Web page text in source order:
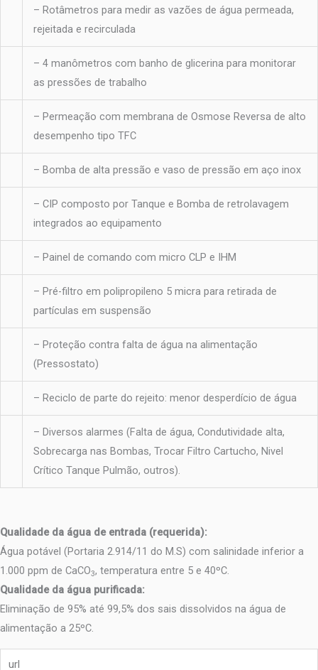
– Rotâmetros para medir as vazões de água permeada,
rejeitada e recirculada
– 4 manômetros com banho de glicerina para monitorar
as pressões de trabalho
– Permeação com membrana de Osmose Reversa de alto
desempenho tipo TFC
– Bomba de alta pressão e vaso de pressão em aço inox
– CIP composto por Tanque e Bomba de retrolavagem
integrados ao equipamento
– Painel de comando com micro CLP e IHM
– Pré-filtro em polipropileno 5 micra para retirada de
partículas em suspensão
– Proteção contra falta de água na alimentação
(Pressostato)
– Reciclo de parte do rejeito: menor desperdício de água
– Diversos alarmes (Falta de água, Condutividade alta,
Sobrecarga nas Bombas, Trocar Filtro Cartucho, Nivel
Crítico Tanque Pulmão, outros).
Qualidade da água de entrada (requerida):
Água potável (Portaria 2.914/11 do M.S) com salinidade inferior a
1.000 ppm de CaCO3, temperatura entre 5 e 40ºC.
Qualidade da água purificada:
Eliminação de 95% até 99,5% dos sais dissolvidos na água de
alimentação a 25ºC.